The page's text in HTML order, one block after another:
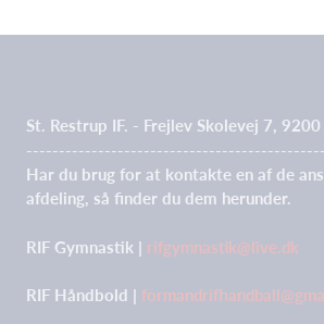
St. Restrup IF. - Frejlev Skolevej 7,
Har du brug for at kontakte en af de
afdeling, så finder du dem herunder.
RIF Gymnastik | rifgymnastik@live.dk
RIF Håndbold |